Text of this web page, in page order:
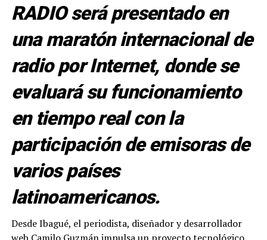
RADIO será presentado en
una maratón internacional de
radio por Internet, donde se
evaluará su funcionamiento
en tiempo real con la
participación de emisoras de
varios países
latinoamericanos.
Desde Ibagué, el periodista, diseñador y desarrollador
web Camilo Guzmán impulsa un proyecto tecnológico